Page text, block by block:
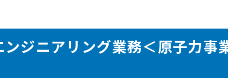
ジニアリング業務＜原子力事